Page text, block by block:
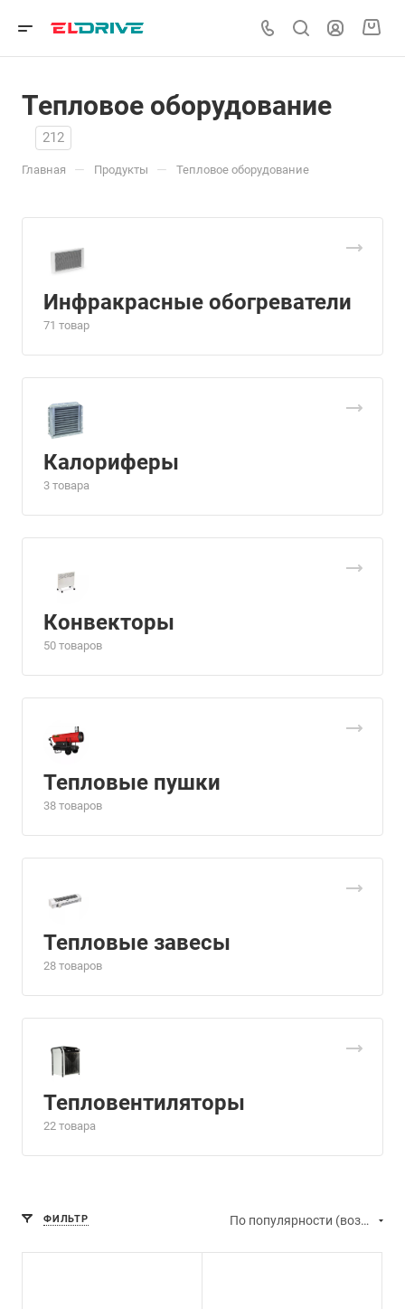
Тепловое оборудование
212
Главная — Продукты — Тепловое оборудование
Инфракрасные обогреватели
71 товар
Калориферы
3 товара
Конвекторы
50 товаров
Тепловые пушки
38 товаров
Тепловые завесы
28 товаров
Тепловентиляторы
22 товара
ФИЛЬТР По популярности (возрастание)